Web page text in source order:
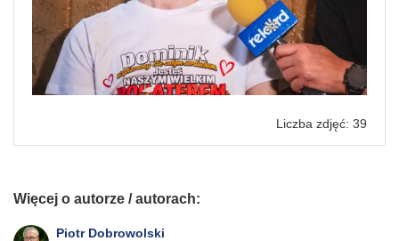
Liczba zdjęć: 39
Więcej o autorze / autorach:
Piotr Dobrowolski